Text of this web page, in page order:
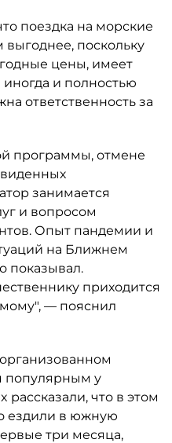
поездка на морские
выгоднее, поскольку
цены, имеет
иногда и полностью
ответственность за
программы, отмене
занимается
и вопросом
Опыт пандемии и
на Ближнем
показывал.
приходится
— пояснил
популярным у
что в этом
ездили в южную
три месяца,